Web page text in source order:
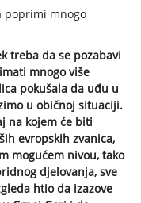
poprimi mnogo
treba da se pozabavi
mnogo više
pokušala da uđu u
u običnoj situaciji.
na kojem će biti
evropskih zvanica,
mogućem nivou, tako
djelovanja, sve
htio da izazove